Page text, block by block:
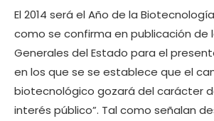
El 2014 será el Año de la
como se confirma en publicación de
Generales del Estado para el
en los que se se establece que el
biotecnológico gozará del carácter
interés público”. Tal como señalan